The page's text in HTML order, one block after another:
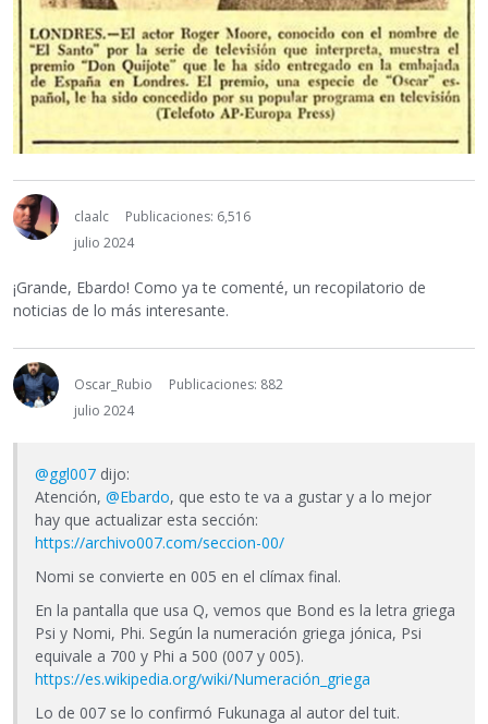
claalc
Publicaciones: 6,516
julio 2024
¡Grande, Ebardo! Como ya te comenté, un recopilatorio de
noticias de lo más interesante.
Oscar_Rubio
Publicaciones: 882
julio 2024
@ggl007 dijo:
Atención, @Ebardo, que esto te va a gustar y a lo mejor
hay que actualizar esta sección:
https://archivo007.com/seccion-00/
Nomi se convierte en 005 en el clímax final.
En la pantalla que usa Q, vemos que Bond es la letra griega
Psi y Nomi, Phi. Según la numeración griega jónica, Psi
equivale a 700 y Phi a 500 (007 y 005).
https://es.wikipedia.org/wiki/Numeración_griega
Lo de 007 se lo confirmó Fukunaga al autor del tuit.